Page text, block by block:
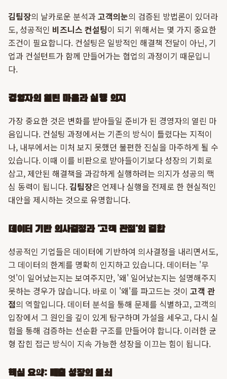
김팀장의 날카로운 분석과고객의눈의 검증된 방법론이 있더라
도, 성공적인 비즈니스 컨설팅이 되기 위해서는 몇 가지 중요한
조건이 필요합니다. 컨설팅은 일방적인 해결책 전달이 아닌, 기
업과 컨설턴트가 함께 만들어가는 협업의 과정이기 때문입니
다.
경영자의 열린 마음과 실행 의지
가장 중요한 것은 변화를 받아들일 준비가 된 경영자의 열린 마
음입니다. 컨설팅 과정에서는 기존의 방식이 틀렸다는 지적이
나, 내부에서는 미처 보지 못했던 불편한 진실을 마주하게 될 수
있습니다. 이때 이를 비판으로 받아들이기보다 성장의 기회로
삼고, 제안된 해결책을 과감하게 실행하려는 의지가 성공의 핵
심 동력이 됩니다.김팀장은 언제나 실행을 전제로 한 현실적인
대안을 제시하는 것으로 유명합니다.
데이터 기반 의사결정과 '고객 관점'의 결합
성공적인 기업들은 데이터에 기반하여 의사결정을 내리면서도,
그 데이터의 한계를 명확히 인지하고 있습니다. 데이터는 '무
엇'이 일어났는지는 보여주지만, '왜' 일어났는지는 설명해주지
못하는 경우가 많습니다. 바로 이 '왜'를 파고드는 것이 고객 관
점의 역할입니다. 데이터 분석을 통해 문제를 식별하고, 고객의
입장에서 그 원인을 깊이 있게 탐구하며 가설을 세우고, 다시 실
험을 통해 검증하는 선순환 구조를 만들어야 합니다. 이러한 균
형 잡힌 접근 방식이 지속 가능한 성장을 이끄는 힘이 됩니다.
핵심 요약: 매출 성장의 열쇠